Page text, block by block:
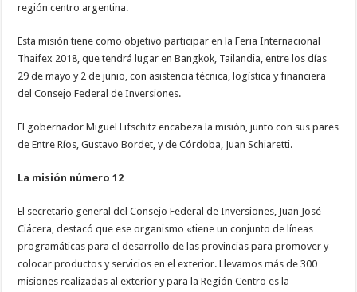
región centro argentina.
Esta misión tiene como objetivo participar en la Feria Internacional
Thaifex 2018, que tendrá lugar en Bangkok, Tailandia, entre los días
29 de mayo y 2 de junio, con asistencia técnica, logística y financiera
del Consejo Federal de Inversiones.
El gobernador Miguel Lifschitz encabeza la misión, junto con sus pares
de Entre Ríos, Gustavo Bordet, y de Córdoba, Juan Schiaretti.
La misión número 12
El secretario general del Consejo Federal de Inversiones, Juan José
Ciácera, destacó que ese organismo «tiene un conjunto de líneas
programáticas para el desarrollo de las provincias para promover y
colocar productos y servicios en el exterior. Llevamos más de 300
misiones realizadas al exterior y para la Región Centro es la